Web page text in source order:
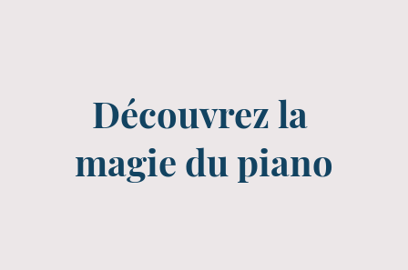
Découvrez la
magie du piano